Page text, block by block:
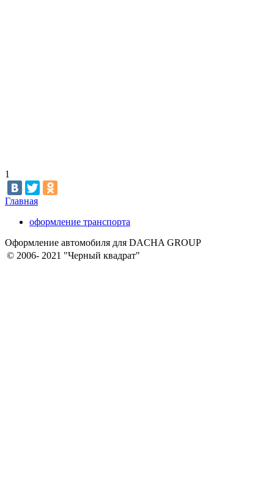
1
Главная
оформление транспорта
Оформление автомобиля для DACHA GROUP
© 2006- 2021 "Черный квадрат"